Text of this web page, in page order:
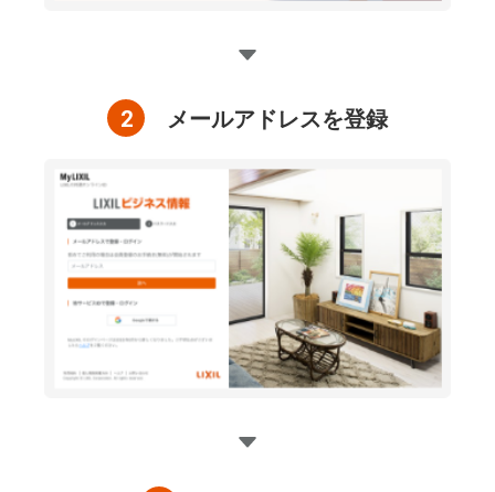
2 メールアドレスを登録